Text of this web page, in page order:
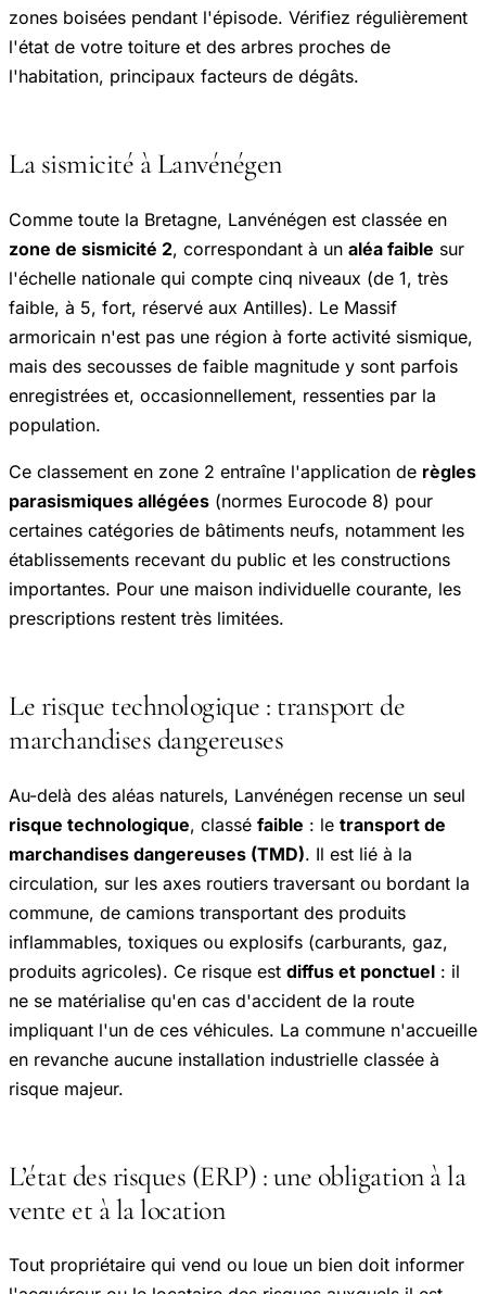
zones boisées pendant l'épisode. Vérifiez régulièrement
l'état de votre toiture et des arbres proches de
l'habitation, principaux facteurs de dégâts.
La sismicité à Lanvénégen
Comme toute la Bretagne, Lanvénégen est classée en
zone de sismicité 2, correspondant à un aléa faible sur
l'échelle nationale qui compte cinq niveaux (de 1, très
faible, à 5, fort, réservé aux Antilles). Le Massif
armoricain n'est pas une région à forte activité sismique,
mais des secousses de faible magnitude y sont parfois
enregistrées et, occasionnellement, ressenties par la
population.
Ce classement en zone 2 entraîne l'application de règles
parasismiques allégées (normes Eurocode 8) pour
certaines catégories de bâtiments neufs, notamment les
établissements recevant du public et les constructions
importantes. Pour une maison individuelle courante, les
prescriptions restent très limitées.
Le risque technologique : transport de
marchandises dangereuses
Au-delà des aléas naturels, Lanvénégen recense un seul
risque technologique, classé faible : le transport de
marchandises dangereuses (TMD). Il est lié à la
circulation, sur les axes routiers traversant ou bordant la
commune, de camions transportant des produits
inflammables, toxiques ou explosifs (carburants, gaz,
produits agricoles). Ce risque est diffus et ponctuel : il
ne se matérialise qu'en cas d'accident de la route
impliquant l'un de ces véhicules. La commune n'accueille
en revanche aucune installation industrielle classée à
risque majeur.
L’état des risques (ERP) : une obligation à la
vente et à la location
Tout propriétaire qui vend ou loue un bien doit informer